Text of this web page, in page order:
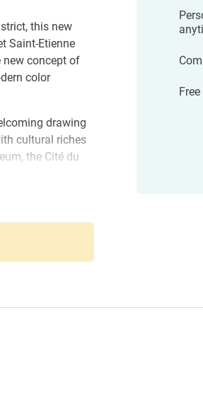
this new
Saint-Etienne
new concept of
color
drawing
cultural riches
the Cité du
we hope